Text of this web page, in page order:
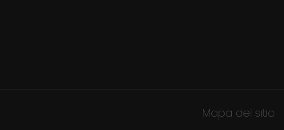
Mapa del sitio